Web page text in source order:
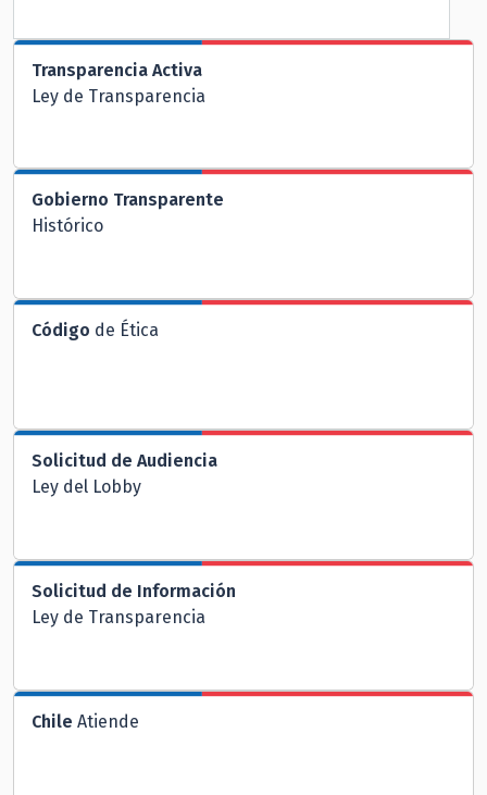
Transparencia Activa
Ley de Transparencia
Gobierno Transparente
Histórico
Código de Ética
Solicitud de Audiencia
Ley del Lobby
Solicitud de Información
Ley de Transparencia
Chile Atiende